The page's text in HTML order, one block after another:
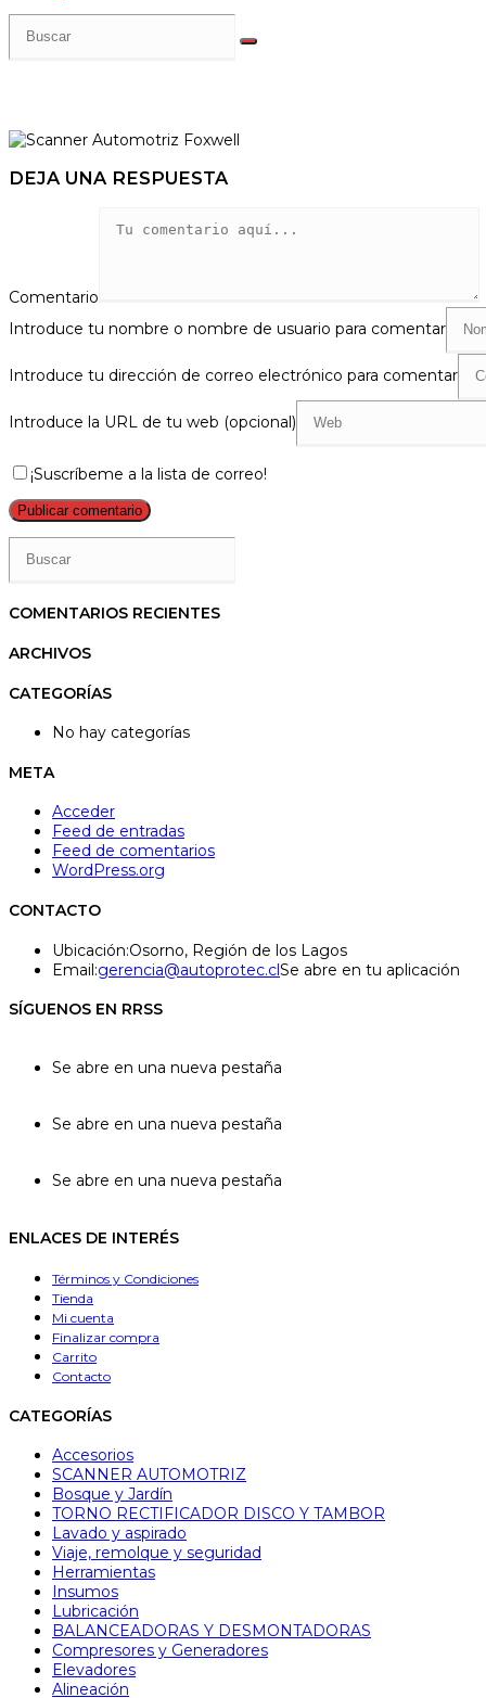
DEJA UNA RESPUESTA
Comentario
Introduce tu nombre o nombre de usuario para comentar
Introduce tu dirección de correo electrónico para comentar
Introduce la URL de tu web (opcional)
¡Suscríbeme a la lista de correo!
COMENTARIOS RECIENTES
ARCHIVOS
CATEGORÍAS
No hay categorías
META
Acceder
Feed de entradas
Feed de comentarios
WordPress.org
CONTACTO
Ubicación:Osorno, Región de los Lagos
Email:gerencia@autoprotec.clSe abre en tu aplicación
SÍGUENOS EN RRSS
Se abre en una nueva pestaña
Se abre en una nueva pestaña
Se abre en una nueva pestaña
ENLACES DE INTERÉS
Términos y Condiciones
Tienda
Mi cuenta
Finalizar compra
Carrito
Contacto
CATEGORÍAS
Accesorios
SCANNER AUTOMOTRIZ
Bosque y Jardín
TORNO RECTIFICADOR DISCO Y TAMBOR
Lavado y aspirado
Viaje, remolque y seguridad
Herramientas
Insumos
Lubricación
BALANCEADORAS Y DESMONTADORAS
Compresores y Generadores
Elevadores
Alineación